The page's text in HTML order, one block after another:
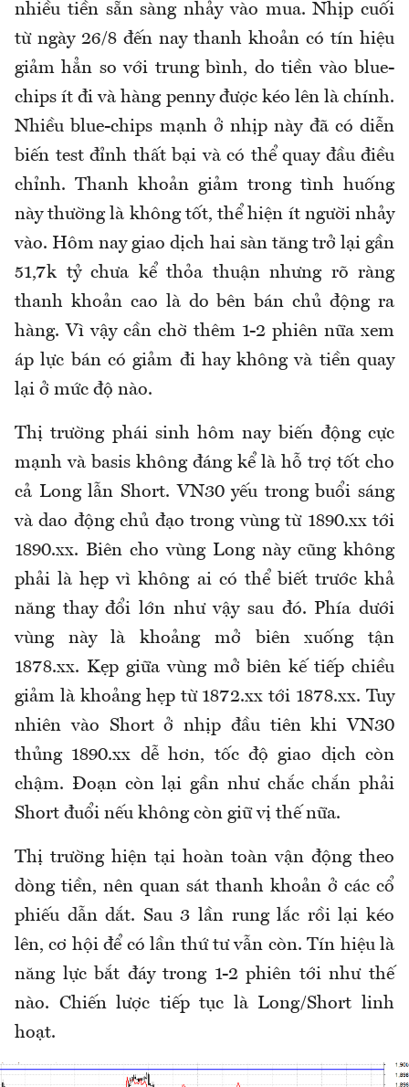
nhiều tiền sẵn sàng nhảy vào mua. Nhịp cuối
từ ngày 26/8 đến nay thanh khoản có tín hiệu
giảm hẳn so với trung bình, do tiền vào blue-
chips ít đi và hàng penny được kéo lên là chính.
Nhiều blue-chips mạnh ở nhịp này đã có diễn
biến test đỉnh thất bại và có thể quay đầu điều
chỉnh. Thanh khoản giảm trong tình huống
này thường là không tốt, thể hiện ít người nhảy
vào. Hôm nay giao dịch hai sàn tăng trở lại gần
51,7k tỷ chưa kể thỏa thuận nhưng rõ ràng
thanh khoản cao là do bên bán chủ động ra
hàng. Vì vậy cần chờ thêm 1-2 phiên nữa xem
áp lực bán có giảm đi hay không và tiền quay
lại ở mức độ nào.
Thị trường phái sinh hôm nay biến động cực
mạnh và basis không đáng kể là hỗ trợ tốt cho
cả Long lẫn Short. VN30 yếu trong buổi sáng
và dao động chủ đạo trong vùng từ 1890.xx tới
1890.xx. Biên cho vùng Long này cũng không
phải là hẹp vì không ai có thể biết trước khả
năng thay đổi lớn như vậy sau đó. Phía dưới
vùng này là khoảng mở biên xuống tận
1878.xx. Kẹp giữa vùng mở biên kế tiếp chiều
giảm là khoảng hẹp từ 1872.xx tới 1878.xx. Tuy
nhiên vào Short ở nhịp đầu tiên khi VN30
thủng 1890.xx dễ hơn, tốc độ giao dịch còn
chậm. Đoạn còn lại gần như chắc chắn phải
Short đuổi nếu không còn giữ vị thế nữa.
Thị trường hiện tại hoàn toàn vận động theo
dòng tiền, nên quan sát thanh khoản ở các cổ
phiếu dẫn dắt. Sau 3 lần rung lắc rồi lại kéo
lên, cơ hội để có lần thứ tư vẫn còn. Tín hiệu là
năng lực bắt đáy trong 1-2 phiên tới như thế
nào. Chiến lược tiếp tục là Long/Short linh
hoạt.